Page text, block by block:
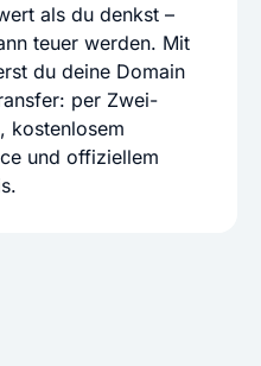
als du denkst –
teuer werden. Mit
du deine Domain
per Zwei-
kostenlosem
und offiziellem